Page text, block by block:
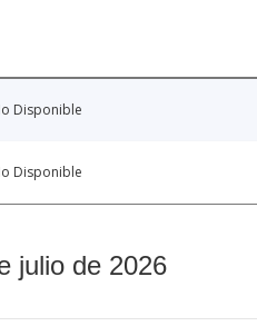
Disponible
Disponible
julio de 2026